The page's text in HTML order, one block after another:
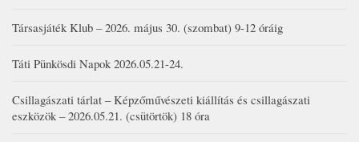
Társasjáték Klub – 2026. május 30. (szombat) 9-12 óráig
Táti Pünkösdi Napok 2026.05.21-24.
Csillagászati tárlat – Képzőművészeti kiállítás és csillagászati
eszközök – 2026.05.21. (csütörtök) 18 óra